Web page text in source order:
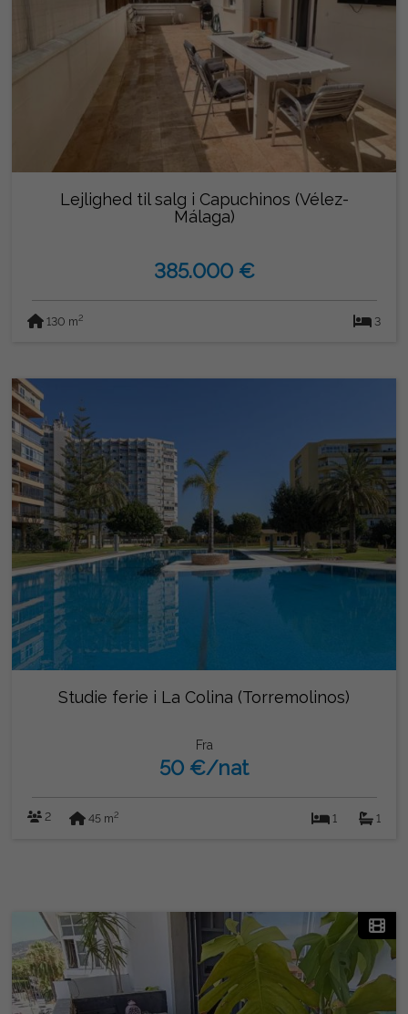
Lejlighed til salg i Capuchinos (Vélez-
Málaga)
385.000 €
130 m2 3
Studie ferie i La Colina (Torremolinos)
Fra
50 €/nat
2 45 m2 1 1